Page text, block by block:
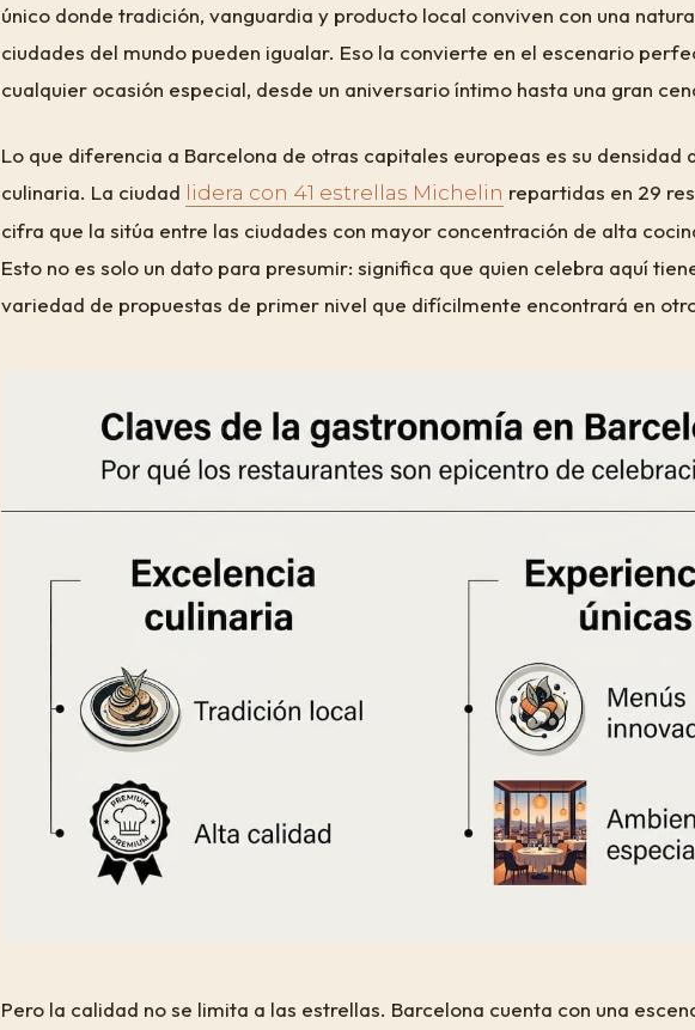
único donde tradición, vanguardia y producto local conviven con una
ciudades del mundo pueden igualar. Eso la convierte en el escenario
cualquier ocasión especial, desde un aniversario íntimo hasta una gran
Lo que diferencia a Barcelona de otras capitales europeas es su densidad
culinaria. La ciudad lidera con 41 estrellas Michelin repartidas en 29
cifra que la sitúa entre las ciudades con mayor concentración de alta
Esto no es solo un dato para presumir: significa que quien celebra aquí
variedad de propuestas de primer nivel que difícilmente encontrará en
Pero la calidad no se limita a las estrellas. Barcelona cuenta con una